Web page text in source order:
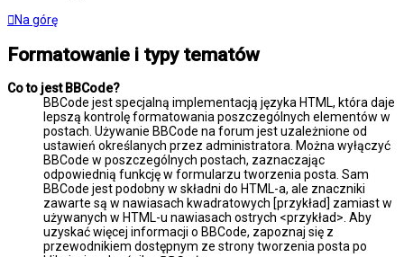
Na górę
Formatowanie i typy tematów
Co to jest BBCode?
BBCode jest specjalną implementacją języka HTML, która daje
lepszą kontrolę formatowania poszczególnych elementów w
postach. Używanie BBCode na forum jest uzależnione od
ustawień określanych przez administratora. Można wyłączyć
BBCode w poszczególnych postach, zaznaczając
odpowiednią funkcję w formularzu tworzenia posta. Sam
BBCode jest podobny w składni do HTML-a, ale znaczniki
zawarte są w nawiasach kwadratowych [przykład] zamiast w
używanych w HTML-u nawiasach ostrych <przykład>. Aby
uzyskać więcej informacji o BBCode, zapoznaj się z
przewodnikiem dostępnym ze strony tworzenia posta po